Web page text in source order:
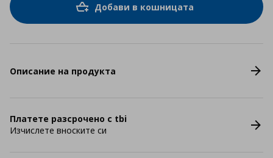
Добави в кошницата
Описание на продукта
Платете разсрочено с tbi
Изчислете вноските си